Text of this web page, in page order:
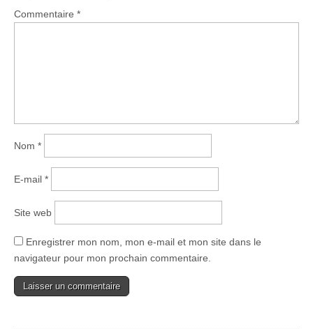
Commentaire *
Nom *
E-mail *
Site web
Enregistrer mon nom, mon e-mail et mon site dans le
navigateur pour mon prochain commentaire.